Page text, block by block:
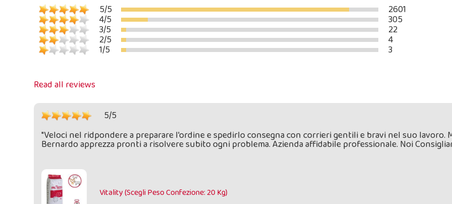
5/5 2601
4/5 305
3/5 22
2/5 4
1/5 3
Read all reviews
5/5
"Veloci nel ridpondere a preparare l'ordine e spedirlo consegna con corrieri gentili e bravi nel suo lavoro.
Bernardo apprezza pronti a risolvere subito ogni problema. Azienda affidabile professionale. Noi
Vitality (Scegli Peso Confezione: 20 Kg)